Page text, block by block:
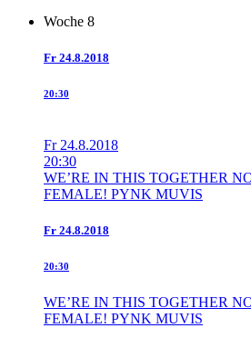
Woche 8
Fr 24.8.2018
20:30
Fr 24.8.2018
20:30
WE’RE IN THIS TOGETHER
FEMALE! PYNK MUVIS
Fr 24.8.2018
20:30
WE’RE IN THIS TOGETHER
FEMALE! PYNK MUVIS